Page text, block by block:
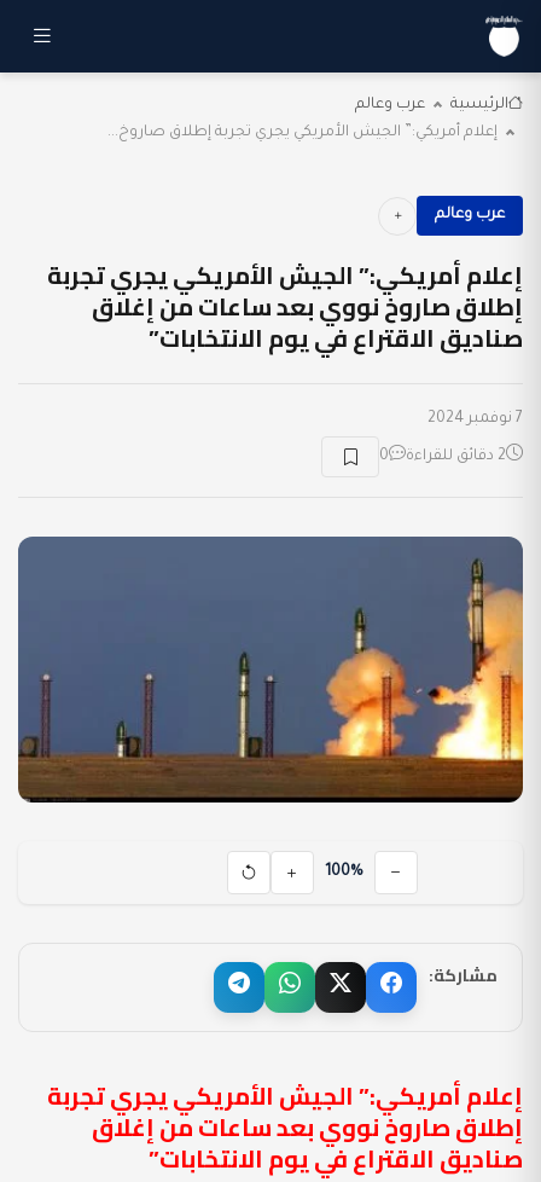
الرئيسية
عرب وعالم
إعلام أمريكي:” الجيش الأمريكي يجري تجربة إطلاق صاروخ...
عرب وعالم
إعلام أمريكي:” الجيش الأمريكي يجري تجربة
إطلاق صاروخ نووي بعد ساعات من إغلاق
صناديق الاقتراع في يوم الانتخابات”
7 نوفمبر 2024
2 دقائق للقراءة 0
100%
مشاركة:
إعلام أمريكي:” الجيش الأمريكي يجري تجربة
إطلاق صاروخ نووي بعد ساعات من إغلاق
صناديق الاقتراع في يوم الانتخابات”